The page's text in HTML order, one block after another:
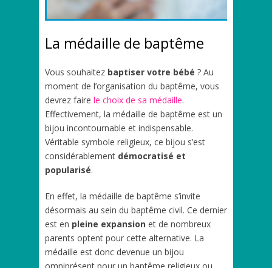
La médaille de baptême
Vous souhaitez baptiser votre bébé ? Au
moment de l’organisation du baptême, vous
devrez faire le choix de sa médaille.
Effectivement, la médaille de baptême est un
bijou incontournable et indispensable.
Véritable symbole religieux, ce bijou s’est
considérablement démocratisé et
popularisé.
En effet, la médaille de baptême s’invite
désormais au sein du baptême civil. Ce dernier
est en pleine expansion et de nombreux
parents optent pour cette alternative. La
médaille est donc devenue un bijou
omniprésent pour un baptême religieux ou